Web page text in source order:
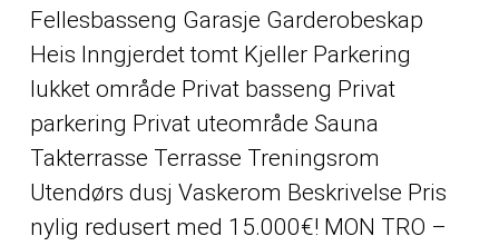
Fellesbasseng Garasje Garderobeskap
Heis Inngjerdet tomt Kjeller Parkering
lukket område Privat basseng Privat
parkering Privat uteområde Sauna
Takterrasse Terrasse Treningsrom
Utendørs dusj Vaskerom Beskrivelse Pris
nylig redusert med 15.000€! MON TRO –